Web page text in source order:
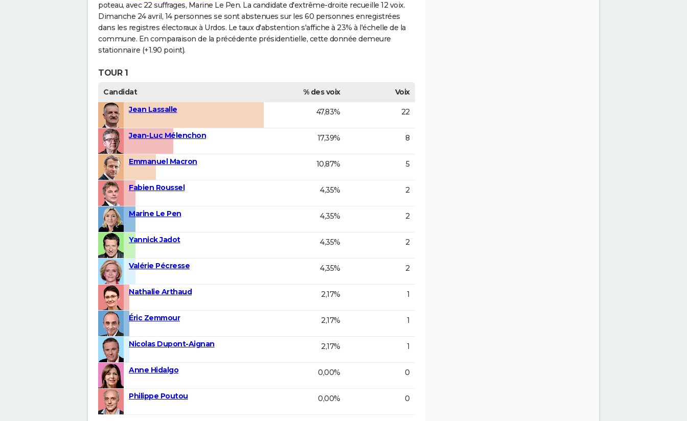
poteau, avec 22 suffrages, Marine Le Pen. La candidate d'extrême-droite recueille 12 voix.
Dimanche 24 avril, 14 personnes se sont abstenues sur les 60 personnes enregistrées
dans les registres électoraux à Urdos. Le taux d'abstention s'affiche à 23% à l'échelle de la
commune. En comparaison de la précédente présidentielle, cette donnée demeure
stationnaire (+1.90 point).
TOUR 1
Candidat % des voix
Voix
Jean Lassalle
47,83% 22
Jean-Luc Mélenchon 17,39% 8
Emmanuel Macron 10,87% 5
Fabien Roussel 4,35% 2
Marine Le Pen 4,35% 2
Yannick Jadot 4,35% 2
Valérie Pécresse 4,35% 2
Nathalie Arthaud 2,17% 1
Éric Zemmour 2,17% 1
Nicolas Dupont-Aignan 2,17% 1
Anne Hidalgo 0,00% 0
Philippe Poutou 0,00% 0